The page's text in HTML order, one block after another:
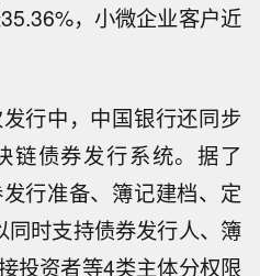
，小微企业客户近
行中，中国银行还同步
链债券发行系统。据了
行准备、簿记建档、定
时支持债券发行人、簿
投资者等4类主体分权限